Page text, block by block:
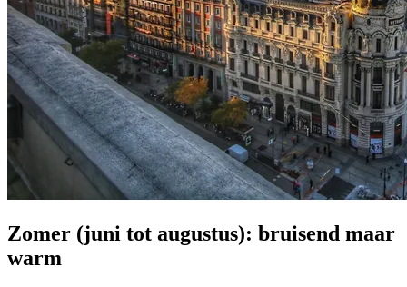
Zomer (juni tot augustus): bruisend maar
warm